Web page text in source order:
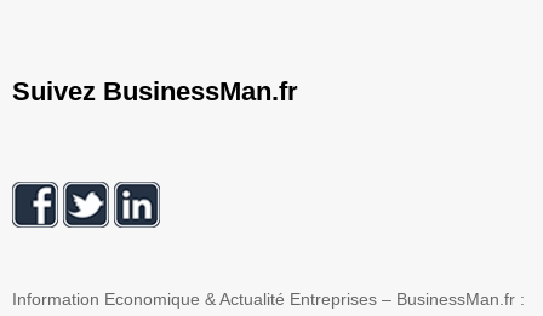
Suivez BusinessMan.fr
Information Economique & Actualité Entreprises – BusinessMan.fr :